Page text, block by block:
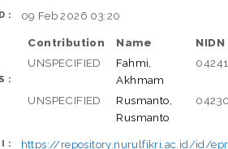
09 Feb 2026 03:20
Contribution Name
NIDN
UNSPECIFIED
Fahmi,
Akhmam
UNSPECIFIED
Rusmanto,
Rusmanto
https://repository.nurulfikri.ac.id/id/